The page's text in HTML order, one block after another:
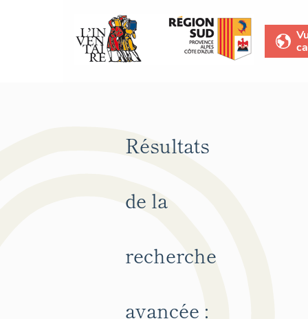
Résultats
de la
recherche
avancée :